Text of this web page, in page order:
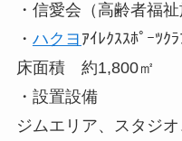
・信愛会（高齢者福祉
・ ハクヨ ｱｲﾚｸｽｽﾎﾟｰﾂｸ
床面積 約1,800㎡
・設置設備
ジムエリア、スタジ